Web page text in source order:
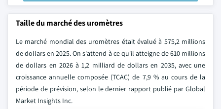
Taille du marché des uromètres
Le marché mondial des uromètres était évalué à 575,2 millions
de dollars en 2025. On s'attend à ce qu'il atteigne de 610 millions
de dollars en 2026 à 1,2 milliard de dollars en 2035, avec une
croissance annuelle composée (TCAC) de 7,9 % au cours de la
période de prévision, selon le dernier rapport publié par Global
Market Insights Inc.